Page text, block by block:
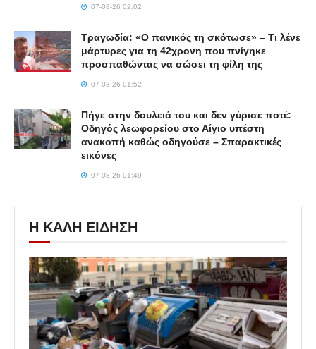
07-08-26 02:02
Τραγωδία: «Ο πανικός τη σκότωσε» – Τι λένε
μάρτυρες για τη 42χρονη που πνίγηκε
προσπαθώντας να σώσει τη φίλη της
07-08-26 01:52
Πήγε στην δουλειά του και δεν γύρισε ποτέ:
Οδηγός λεωφορείου στο Αίγιο υπέστη
ανακοπή καθώς οδηγούσε – Σπαρακτικές
εικόνες
07-08-26 01:49
Η ΚΑΛΗ ΕΙΔΗΣΗ